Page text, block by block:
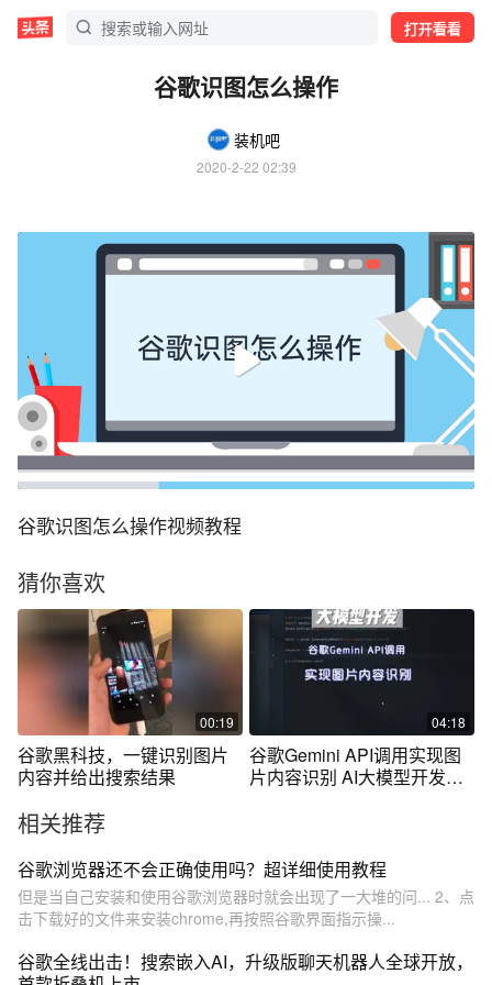
打开看看
谷歌识图怎么操作
装机吧
2020-2-22 02:39
谷歌识图怎么操作视频教程
猜你喜欢
00:19
谷歌黑科技，一键识别图片
内容并给出搜索结果
04:18
谷歌Gemini API调用实现图
片内容识别 AI大模型开发系
相关推荐
谷歌浏览器还不会正确使用吗？超详细使用教程
但是当自己安装和使用谷歌浏览器时就会出现了一大堆的问... 2、点
击下载好的文件来安装chrome,再按照谷歌界面指示操...
谷歌全线出击！搜索嵌入AI，升级版聊天机器人全球开放，